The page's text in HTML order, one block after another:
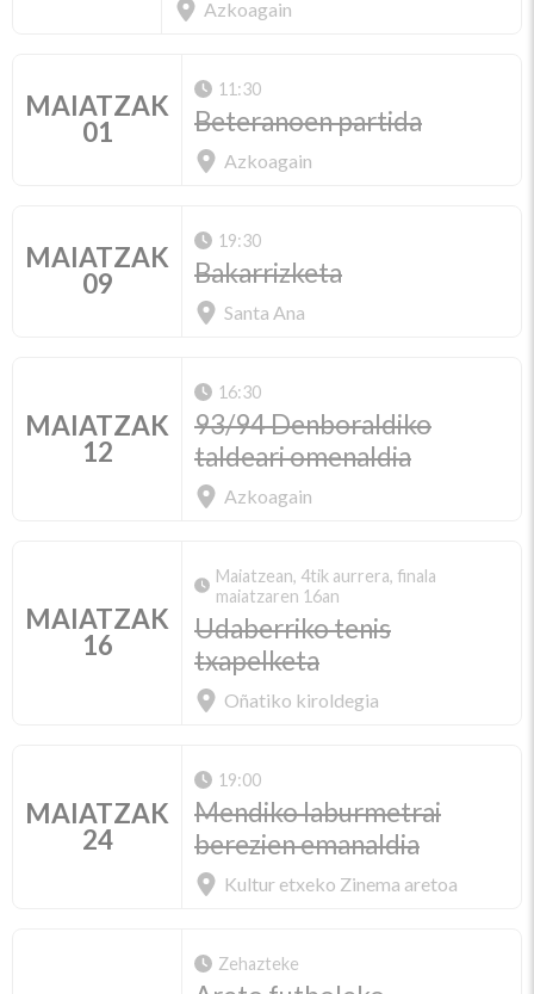
Azkoagain
MAIATZAK
01
11:30
Beteranoen partida
Azkoagain
MAIATZAK
09
19:30
Bakarrizketa
Santa Ana
MAIATZAK
12
16:30
93/94 Denboraldiko
taldeari omenaldia
Azkoagain
MAIATZAK
16
Maiatzean, 4tik aurrera, finala
maiatzaren 16an
Udaberriko tenis
txapelketa
Oñatiko kiroldegia
MAIATZAK
24
19:00
Mendiko laburmetrai
berezien emanaldia
Kultur etxeko Zinema aretoa
Zehazteke